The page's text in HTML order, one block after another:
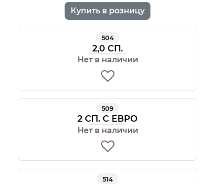
Купить в розницу
504
2,0 СП.
Нет в наличии
509
2 СП. С ЕВРО
Нет в наличии
514